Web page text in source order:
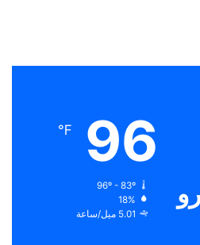
96
℉
96º - 83º
18%
5.01 ميل/ساعة